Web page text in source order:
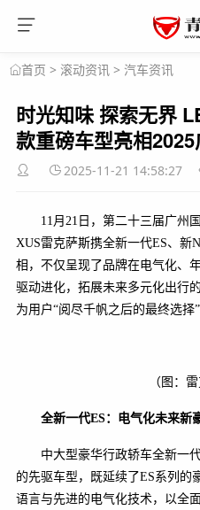
首页 > 滚动资讯 > 汽车资讯
时光知味 探索无界
款重磅车型亮相
2025-11-21 14:58:27
11月21日，第二十三届广州
XUS雷克萨斯携全新一代ES、新
相，不仅呈现了品牌在电气化、
驱动进化，拓展未来多元化出行
为用户“阅尽千帆之后的最终选择”
（图：
全新一代ES：电气化未来新
中大型豪华行政轿车全新一
的先驱车型，既延续了ES系列的
语言与先进的电气化技术，以全